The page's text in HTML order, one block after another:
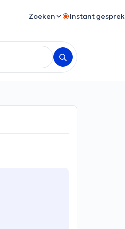
Zoeken Instant gesprek